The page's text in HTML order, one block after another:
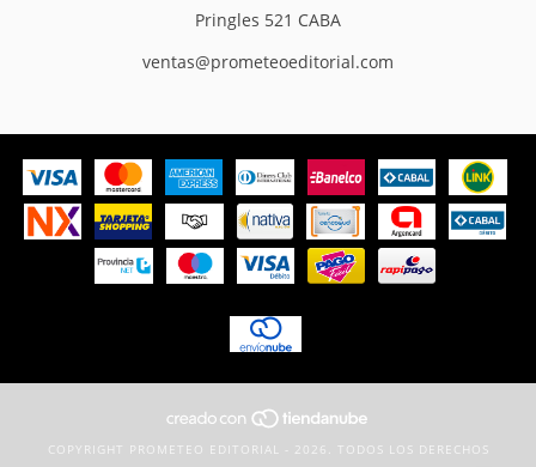
Pringles 521 CABA
ventas@prometeoeditorial.com
COPYRIGHT PROMETEO EDITORIAL - 2026. TODOS LOS DERECHOS